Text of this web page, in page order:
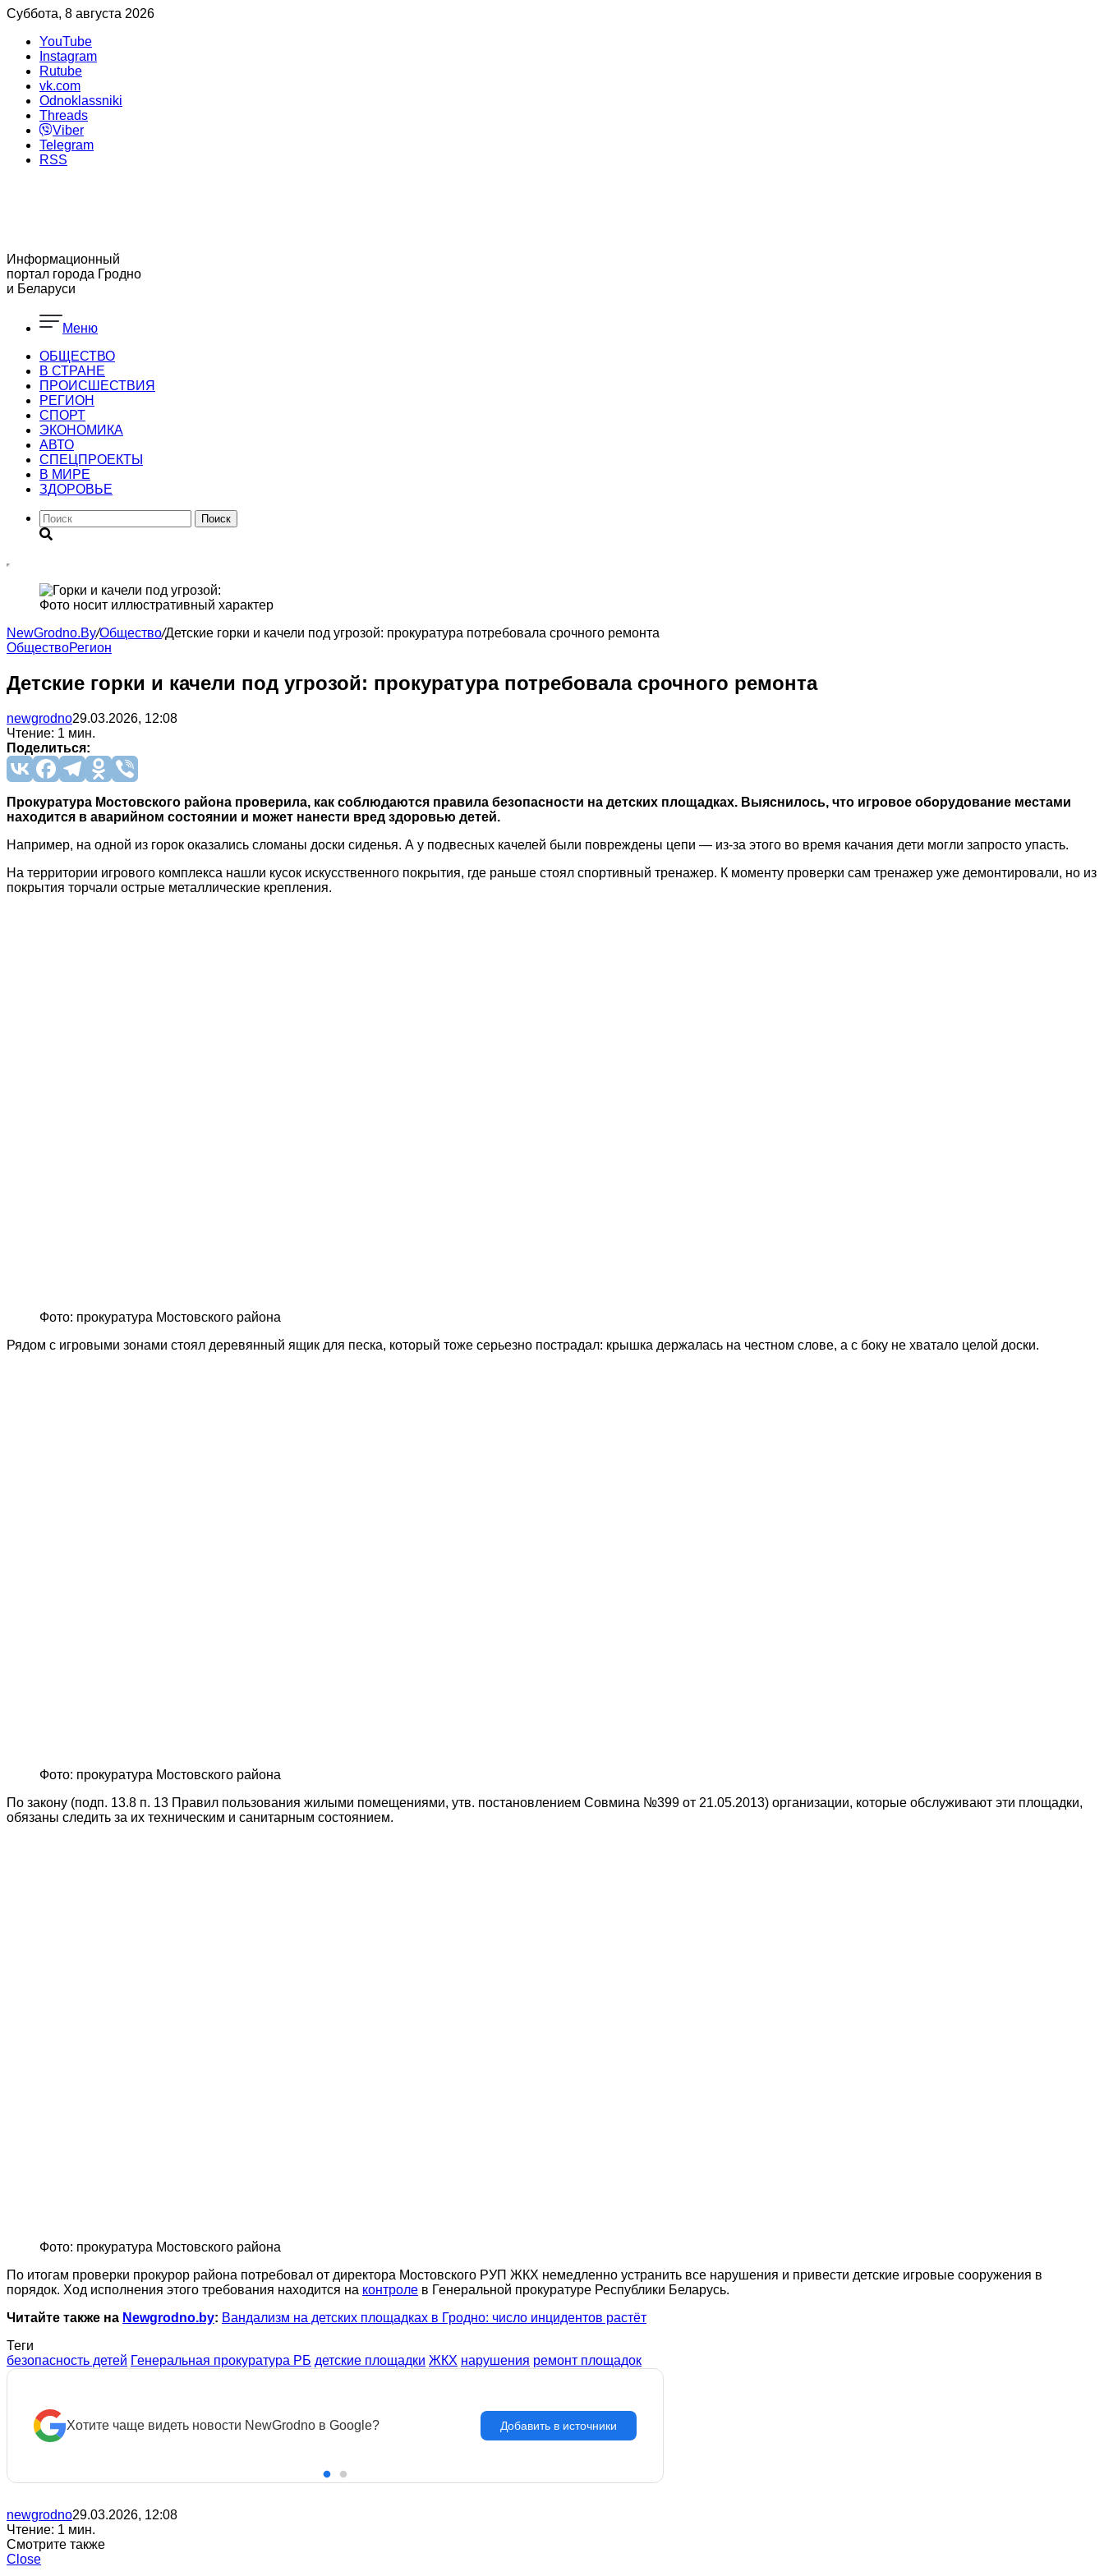
Суббота, 8 августа 2026
YouTube
Instagram
Rutube
vk.com
Odnoklassniki
Threads
Viber
Telegram
RSS
Информационный
портал города Гродно
и Беларуси
Меню
ОБЩЕСТВО
В СТРАНЕ
ПРОИСШЕСТВИЯ
РЕГИОН
CПОРТ
ЭКОНОМИКА
АВТО
СПЕЦПРОЕКТЫ
В МИРЕ
ЗДОРОВЬЕ
Поиск
Фото носит иллюстративный характер
NewGrodno.By/Общество/Детские горки и качели под угрозой: прокуратура потребовала срочного ремонта
ОбществоРегион
Детские горки и качели под угрозой: прокуратура потребовала срочного ремонта
newgrodno29.03.2026, 12:08
Чтение: 1 мин.
Поделиться:
Прокуратура Мостовского района проверила, как соблюдаются правила безопасности на детских площадках. Выяснилось, что игровое оборудование местами
находится в аварийном состоянии и может нанести вред здоровью детей.
Например, на одной из горок оказались сломаны доски сиденья. А у подвесных качелей были повреждены цепи — из-за этого во время качания дети могли запросто упасть.
На территории игрового комплекса нашли кусок искусственного покрытия, где раньше стоял спортивный тренажер. К моменту проверки сам тренажер уже демонтировали, но из
покрытия торчали острые металлические крепления.
Фото: прокуратура Мостовского района
Рядом с игровыми зонами стоял деревянный ящик для песка, который тоже серьезно пострадал: крышка держалась на честном слове, а с боку не хватало целой доски.
Фото: прокуратура Мостовского района
По закону (подп. 13.8 п. 13 Правил пользования жилыми помещениями, утв. постановлением Совмина №399 от 21.05.2013) организации, которые обслуживают эти площадки,
обязаны следить за их техническим и санитарным состоянием.
Фото: прокуратура Мостовского района
По итогам проверки прокурор района потребовал от директора Мостовского РУП ЖКХ немедленно устранить все нарушения и привести детские игровые сооружения в
порядок. Ход исполнения этого требования находится на контроле в Генеральной прокуратуре Республики Беларусь.
Читайте также на Newgrodno.by: Вандализм на детских площадках в Гродно: число инцидентов растёт
Теги
безопасность детей Генеральная прокуратура РБ детские площадки ЖКХ нарушения ремонт площадок
Знаете новость? Пишите в наш Telegram-bot.
newgrodno29.03.2026, 12:08
Чтение: 1 мин.
Смотрите также
Close